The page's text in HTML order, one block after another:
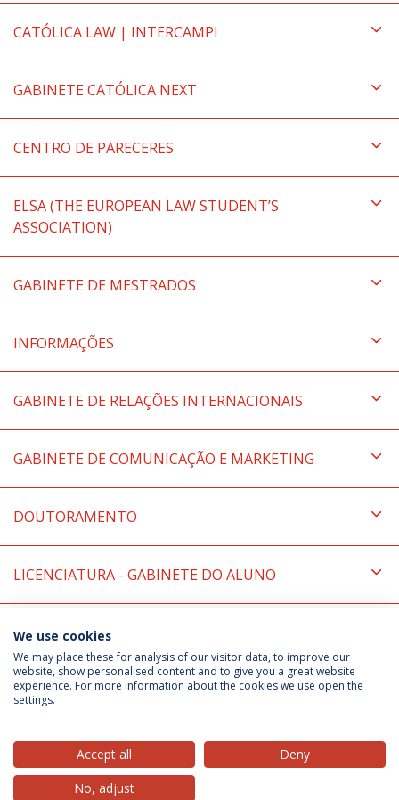
CATÓLICA LAW | INTERCAMPI
GABINETE CATÓLICA NEXT
CENTRO DE PARECERES
ELSA (THE EUROPEAN LAW STUDENT’S
ASSOCIATION)
GABINETE DE MESTRADOS
INFORMAÇÕES
GABINETE DE RELAÇÕES INTERNACIONAIS
GABINETE DE COMUNICAÇÃO E MARKETING
DOUTORAMENTO
LICENCIATURA - GABINETE DO ALUNO
UNIVERSIDADE CATÓLICA PORTUGUESA
Política de Privacidade
Termos & Condições
We use cookies
We may place these for analysis of our visitor data, to improve our
website, show personalised content and to give you a great website
experience. For more information about the cookies we use open the
settings.
Accept all
Deny
No, adjust